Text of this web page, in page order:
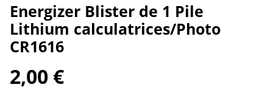
Energizer Blister de 1 Pile
Lithium calculatrices/Photo
CR1616
2,00 €